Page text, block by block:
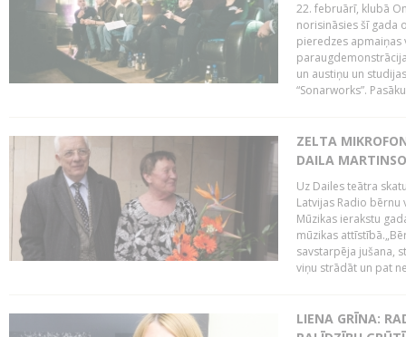
22. februārī, klubā
norisināsies šī gada
pieredzes apmaiņas
un austiņu un
“Sonarworks”.
ZELTA
DAILA
Uz Dailes teātra
Latvijas Radio
Mūzikas ierakstu
mūzikas
savstarpēja jušana,
viņu strādāt un pat
LIENA GRĪNA: